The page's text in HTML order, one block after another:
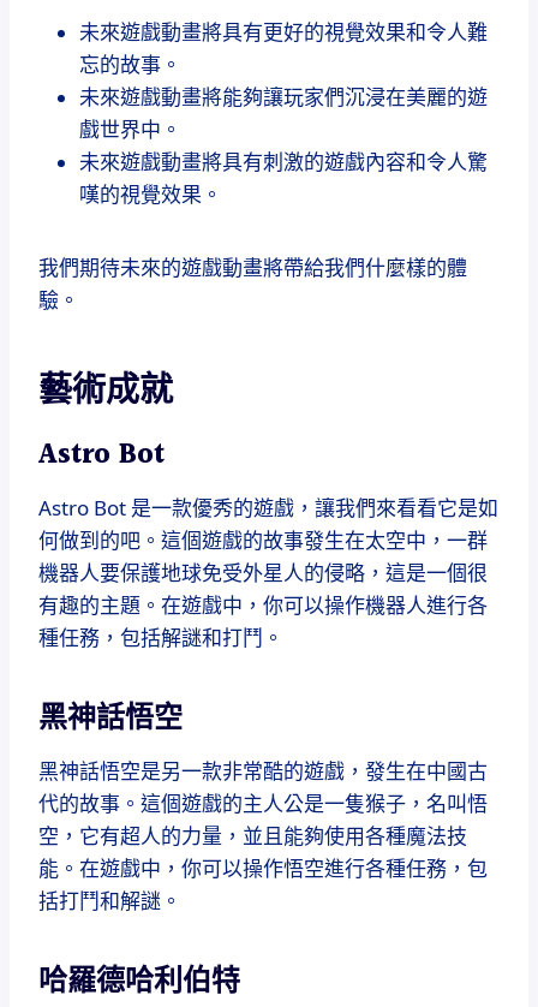
未來遊戲動畫將具有更好的視覺效果和令人難
忘的故事。
未來遊戲動畫將能夠讓玩家們沉浸在美麗的遊
戲世界中。
未來遊戲動畫將具有刺激的遊戲內容和令人驚
嘆的視覺效果。
我們期待未來的遊戲動畫將帶給我們什麼樣的體
驗。
藝術成就
Astro Bot
Astro Bot 是一款優秀的遊戲，讓我們來看看它是如
何做到的吧。這個遊戲的故事發生在太空中，一群
機器人要保護地球免受外星人的侵略，這是一個很
有趣的主題。在遊戲中，你可以操作機器人進行各
種任務，包括解謎和打鬥。
黑神話悟空
黑神話悟空是另一款非常酷的遊戲，發生在中國古
代的故事。這個遊戲的主人公是一隻猴子，名叫悟
空，它有超人的力量，並且能夠使用各種魔法技
能。在遊戲中，你可以操作悟空進行各種任務，包
括打鬥和解謎。
哈羅德哈利伯特